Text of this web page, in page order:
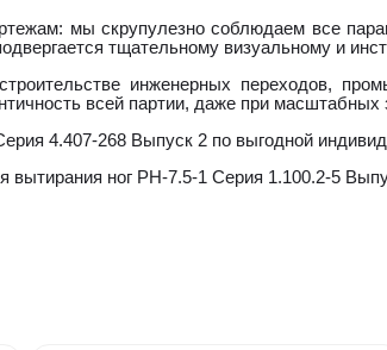
мы скрупулезно соблюдаем все
тщательному визуальному и
инженерных переходов,
всей партии, даже при
4.407-268 Выпуск 2 по выгодной
вытирания ног РН-7.5-1 Серия 1.100.2-5